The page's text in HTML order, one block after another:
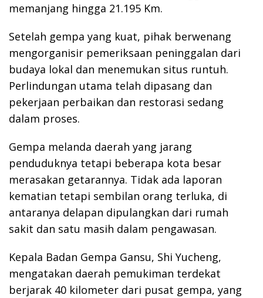
memanjang hingga 21.195 Km.
Setelah gempa yang kuat, pihak berwenang
mengorganisir pemeriksaan peninggalan dari
budaya lokal dan menemukan situs runtuh.
Perlindungan utama telah dipasang dan
pekerjaan perbaikan dan restorasi sedang
dalam proses.
Gempa melanda daerah yang jarang
penduduknya tetapi beberapa kota besar
merasakan getarannya. Tidak ada laporan
kematian tetapi sembilan orang terluka, di
antaranya delapan dipulangkan dari rumah
sakit dan satu masih dalam pengawasan.
Kepala Badan Gempa Gansu, Shi Yucheng,
mengatakan daerah pemukiman terdekat
berjarak 40 kilometer dari pusat gempa, yang